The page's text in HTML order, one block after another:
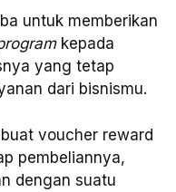
untuk memberikan
kepada
yang tetap
dari bisnismu.
voucher reward
pembeliannya,
dengan suatu